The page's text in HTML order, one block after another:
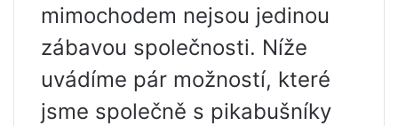
mimochodem nejsou jedinou
zábavou společnosti. Níže
uvádíme pár možností, které
jsme společně s pikabušníky